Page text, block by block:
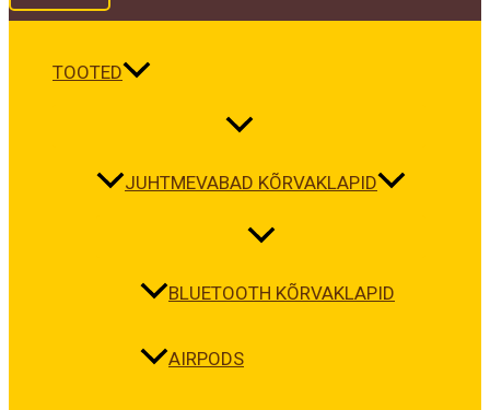
TOOTED
JUHTMEVABAD KÕRVAKLAPID
BLUETOOTH KÕRVAKLAPID
AIRPODS